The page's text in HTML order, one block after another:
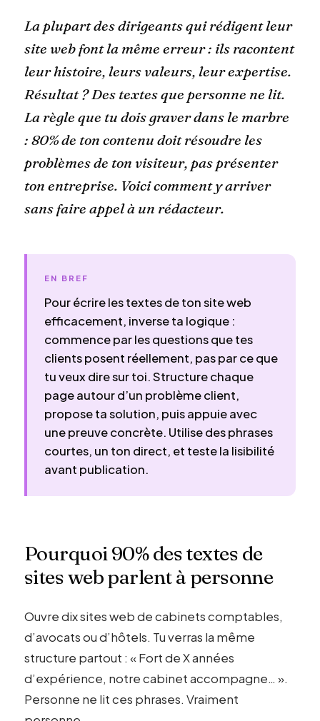
La plupart des dirigeants qui rédigent leur
site web font la même erreur : ils racontent
leur histoire, leurs valeurs, leur expertise.
Résultat ? Des textes que personne ne lit.
La règle que tu dois graver dans le marbre
: 80% de ton contenu doit résoudre les
problèmes de ton visiteur, pas présenter
ton entreprise. Voici comment y arriver
sans faire appel à un rédacteur.
EN BREF
Pour écrire les textes de ton site web
efficacement, inverse ta logique :
commence par les questions que tes
clients posent réellement, pas par ce que
tu veux dire sur toi. Structure chaque
page autour d’un problème client,
propose ta solution, puis appuie avec
une preuve concrète. Utilise des phrases
courtes, un ton direct, et teste la lisibilité
avant publication.
Pourquoi 90% des textes de
sites web parlent à personne
Ouvre dix sites web de cabinets comptables,
d’avocats ou d’hôtels. Tu verras la même
structure partout : « Fort de X années
d’expérience, notre cabinet accompagne… ».
Personne ne lit ces phrases. Vraiment